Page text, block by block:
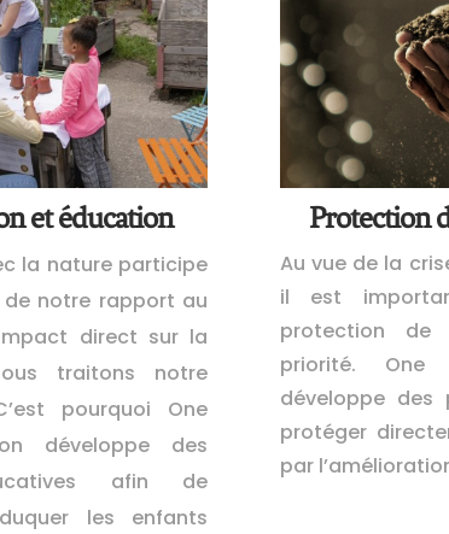
et éducation
la nature participe
notre rapport au
direct sur la
traitons notre
pourquoi One
développe des
afin de
les enfants
Protection
Au vue de la
il est
protection de
priorité.
développe
protéger
par